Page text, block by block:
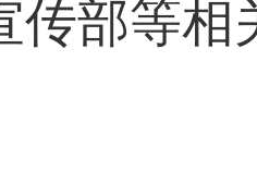
传部等相